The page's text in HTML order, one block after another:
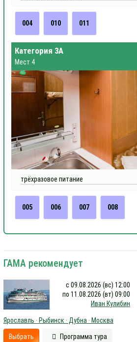
004 010 011
Категория 3А
Мест 4
трёхразовое питание
005 006 007 008
ГАМА рекомендует
с 09.08.2026 (вс) 12:00
по 11.08.2026 (вт) 09:00
Иван Кулибин
Ярославль · Рыбинск · Дубна · Москва
Выбрать Программа тура